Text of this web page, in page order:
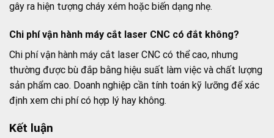
gây ra hiện tượng cháy xém hoặc biến dạng nhẹ.
Chi phí vận hành máy cắt laser CNC có đắt không?
Chi phí vận hành máy cắt laser CNC có thể cao, nhưng
thường được bù đắp bằng hiệu suất làm việc và chất lượng
sản phẩm cao. Doanh nghiệp cần tính toán kỹ lưỡng để xác
định xem chi phí có hợp lý hay không.
Kết luận